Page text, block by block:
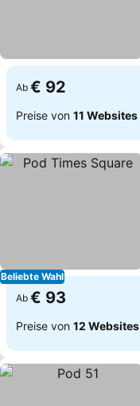
Ab € 92
Preise von 11 Websites
Beliebte Wahl
Ab € 93
Preise von 12 Websites